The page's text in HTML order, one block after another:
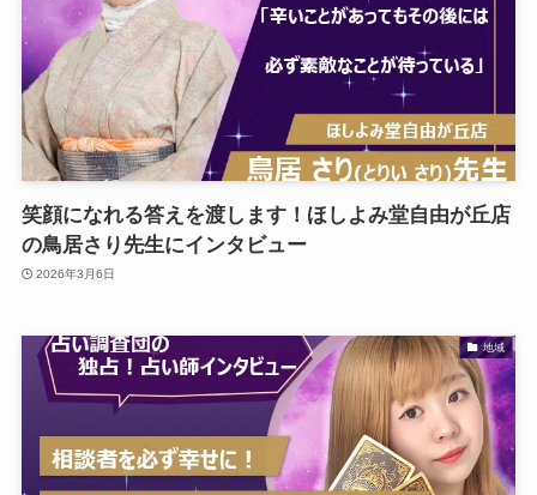
笑顔になれる答えを渡します！ほしよみ堂自由が丘店
の鳥居さり先生にインタビュー
2026年3月6日
地域